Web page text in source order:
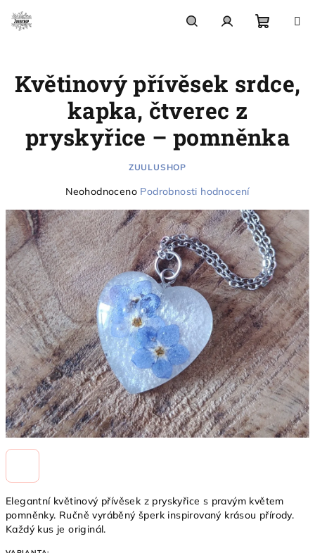
obsah
košík
Elegantní květinový přívěsek z pryskyřice s pravým květem
pomněnky. Ručně vyráběný šperk inspirovaný krásou přírody.
Každý kus je originál.
Květinový přívěsek srdce,
kapka, čtverec z
pryskyřice – pomněnka
ZUULUSHOP
Průměrné
produktu
je
0,0
z
5
hvězdiček.
Neohodnoceno Podrobnosti hodnocení